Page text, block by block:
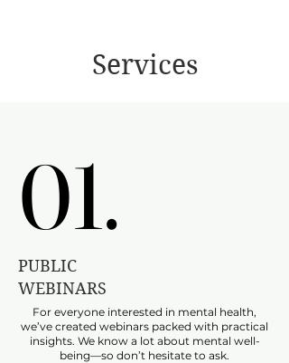
Services
01.
01.
PUBLIC
WEBINARS
For everyone interested in mental health,
we’ve created webinars packed with practical
insights. We know a lot about mental well-
being—so don’t hesitate to ask.